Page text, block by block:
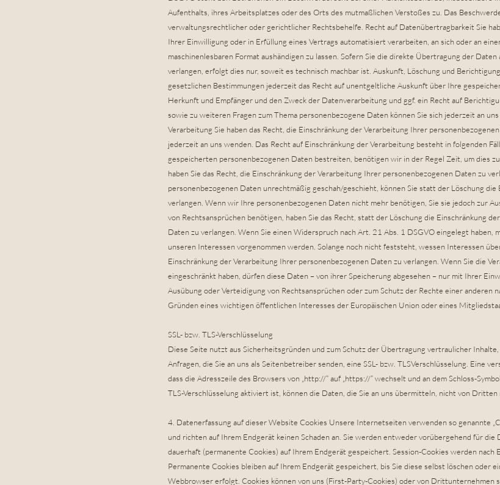
Aufenthalts, ihres Arbeitsplatzes oder des Orts des mutmaßlichen Verstoßes zu. Das
verwaltungsrechtlicher oder gerichtlicher Rechtsbehelfe. Recht auf Datenübertragbarkeit Sie
Ihrer Einwilligung oder in Erfüllung eines Vertrags automatisiert verarbeiten, an sich oder an
maschinenlesbaren Format aushändigen zu lassen. Sofern Sie die direkte Übertragung der
verlangen, erfolgt dies nur, soweit es technisch machbar ist. Auskunft, Löschung und
gesetzlichen Bestimmungen jederzeit das Recht auf unentgeltliche Auskunft über Ihre
Herkunft und Empfänger und den Zweck der Datenverarbeitung und ggf. ein Recht auf
sowie zu weiteren Fragen zum Thema personenbezogene Daten können Sie sich jederzeit an
Verarbeitung Sie haben das Recht, die Einschränkung der Verarbeitung Ihrer
jederzeit an uns wenden. Das Recht auf Einschränkung der Verarbeitung besteht in folgenden
gespeicherten personenbezogenen Daten bestreiten, benötigen wir in der Regel Zeit, um dies
haben Sie das Recht, die Einschränkung der Verarbeitung Ihrer personenbezogenen Daten zu
personenbezogenen Daten unrechtmäßig geschah/geschieht, können Sie statt der Löschung
verlangen. Wenn wir Ihre personenbezogenen Daten nicht mehr benötigen, Sie sie jedoch zur
von Rechtsansprüchen benötigen, haben Sie das Recht, statt der Löschung die Einschränkung
Daten zu verlangen. Wenn Sie einen Widerspruch nach Art. 21 Abs. 1 DSGVO eingelegt haben,
unseren Interessen vorgenommen werden. Solange noch nicht feststeht, wessen Interessen
Einschränkung der Verarbeitung Ihrer personenbezogenen Daten zu verlangen. Wenn Sie die
eingeschränkt haben, dürfen diese Daten – von ihrer Speicherung abgesehen – nur mit Ihrer
Ausübung oder Verteidigung von Rechtsansprüchen oder zum Schutz der Rechte einer anderen
Gründen eines wichtigen öffentlichen Interesses der Europäischen Union oder eines
SSL- bzw. TLS-Verschlüsselung
Diese Seite nutzt aus Sicherheitsgründen und zum Schutz der Übertragung vertraulicher
Anfragen, die Sie an uns als Seitenbetreiber senden, eine SSL- bzw. TLSVerschlüsselung. Eine
dass die Adresszeile des Browsers von „http://“ auf „https://“ wechselt und an dem Schloss-
TLS-Verschlüsselung aktiviert ist, können die Daten, die Sie an uns übermitteln, nicht von Dritten
4. Datenerfassung auf dieser Website Cookies Unsere Internetseiten verwenden so genannte
und richten auf Ihrem Endgerät keinen Schaden an. Sie werden entweder vorübergehend für die
dauerhaft (permanente Cookies) auf Ihrem Endgerät gespeichert. Session-Cookies werden nach
Permanente Cookies bleiben auf Ihrem Endgerät gespeichert, bis Sie diese selbst löschen oder
Webbrowser erfolgt. Cookies können von uns (First-Party-Cookies) oder von Drittunternehmen